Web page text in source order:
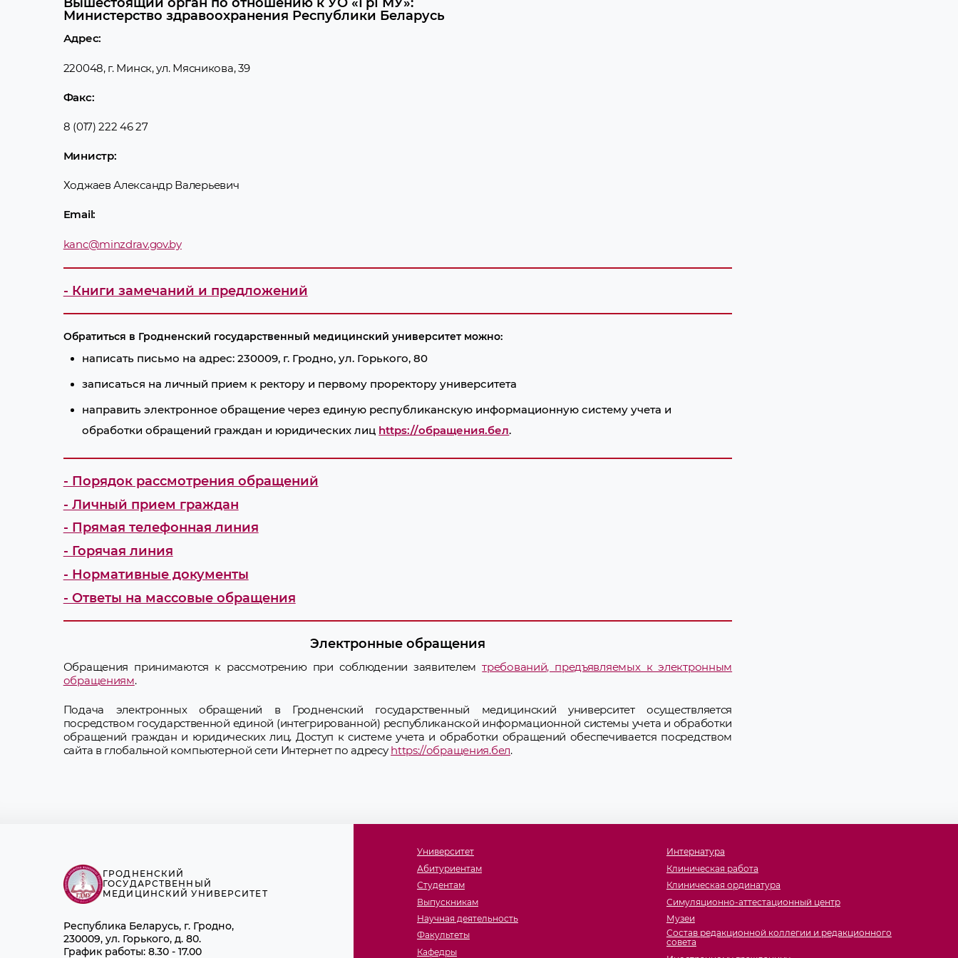
Министерство здравоохранения Республики Беларусь
Адрес:
220048, г. Минск, ул. Мясникова, 39
Факс:
8 (017) 222 46 27
Министр:
Ходжаев Александр Валерьевич
Email:
kanc@minzdrav.gov.by
- Книги замечаний и предложений
Обратиться в Гродненский государственный медицинский университет можно:
написать письмо на адрес: 230009, г. Гродно, ул. Горького, 80
записаться на личный прием к ректору и первому проректору университета
направить электронное обращение через единую республиканскую информационную систему учета и
обработки обращений граждан и юридических лиц https://обращения.бел.
- Порядок рассмотрения обращений
- Личный прием граждан
- Прямая телефонная линия
- Горячая линия
- Нормативные документы
- Ответы на массовые обращения
Электронные обращения
Обращения принимаются к рассмотрению при соблюдении заявителемтребований, предъявляемых к электронным
обращениям.
Подача электронных обращений в Гродненский государственный медицинский университет осуществляется
посредством государственной единой (интегрированной) республиканской информационной системы учета и обработки
обращений граждан и юридических лиц. Доступ к системе учета и обработки обращений обеспечивается посредством
сайта в глобальной компьютерной сети Интернет по адресу https://обращения.бел.
ГРОДНЕНСКИЙ
ГОСУДАРСТВЕННЫЙ
МЕДИЦИНСКИЙ УНИВЕРСИТЕТ
Республика Беларусь, г. Гродно,
230009, ул. Горького, д. 80.
График работы: 8.30 - 17.00
Университет
Абитуриентам
Студентам
Выпускникам
Научная деятельность
Факультеты
Кафедры
Интернатура
Клиническая работа
Клиническая ординатура
Симуляционно-аттестационный центр
Музеи
Состав редакционной коллегии и редакционного
совета